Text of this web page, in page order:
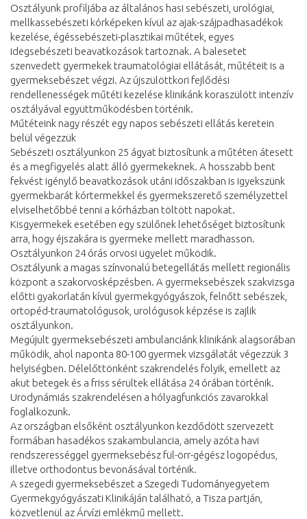
Osztályunk profiljába az általános hasi sebészeti, urológiai,
mellkassebészeti kórképeken kívül az ajak-szájpadhasadékok
kezelése, égéssebészeti-plasztikai műtétek, egyes
idegsebészeti beavatkozások tartoznak. A balesetet
szenvedett gyermekek traumatológiai ellátását, műtéteit is a
gyermeksebészet végzi. Az újszülöttkori fejlődési
rendellenességek műtéti kezelése klinikánk koraszülött intenzív
osztályával együttműködésben történik.
Műtéteink nagy részét egy napos sebészeti ellátás keretein
belül végezzük
Sebészeti osztályunkon 25 ágyat biztosítunk a műtéten átesett
és a megfigyelés alatt álló gyermekeknek. A hosszabb bent
fekvést igénylő beavatkozások utáni időszakban is igyekszünk
gyermekbarát kórtermekkel és gyermekszerető személyzettel
elviselhetőbbé tenni a kórházban töltött napokat.
Kisgyermekek esetében egy szülőnek lehetőséget biztosítunk
arra, hogy éjszakára is gyermeke mellett maradhasson.
Osztályunkon 24 órás orvosi ügyelet működik.
Osztályunk a magas színvonalú betegellátás mellett regionális
központ a szakorvosképzésben. A gyermeksebészek szakvizsga
előtti gyakorlatán kívül gyermekgyógyászok, felnőtt sebészek,
ortopéd-traumatológusok, urológusok képzése is zajlik
osztályunkon.
Megújult gyermeksebészeti ambulanciánk klinikánk alagsorában
működik, ahol naponta 80-100 gyermek vizsgálatát végezzük 3
helyiségben. Délelőttönként szakrendelés folyik, emellett az
akut betegek és a friss sérültek ellátása 24 órában történik.
Urodynámiás szakrendelésen a hólyagfunkciós zavarokkal
foglalkozunk.
Az országban elsőként osztályunkon kezdődött szervezett
formában hasadékos szakambulancia, amely azóta havi
rendszerességgel gyermeksebész fül-örr-gégész logopédus,
illetve orthodontus bevonásával történik.
A szegedi gyermeksebészet a Szegedi Tudományegyetem
Gyermekgyógyászati Klinikáján található, a Tisza partján,
közvetlenül az Árvízi emlékmű mellett.